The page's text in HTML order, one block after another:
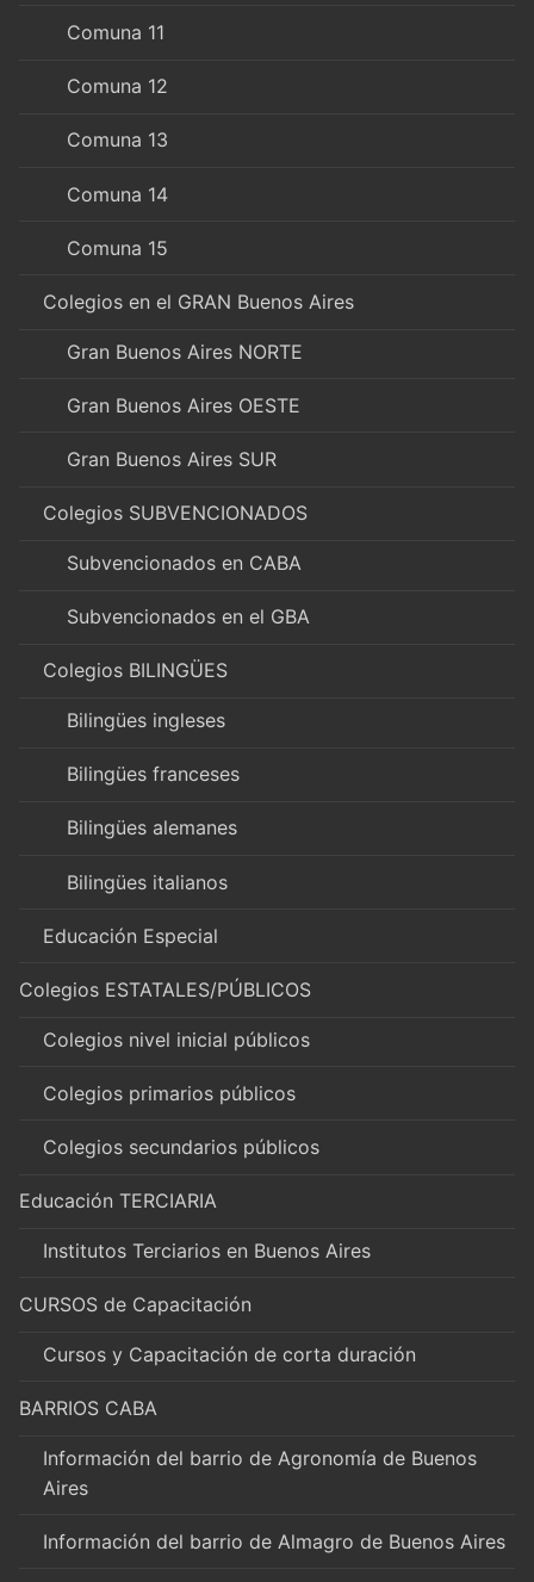
Comuna 11
Comuna 12
Comuna 13
Comuna 14
Comuna 15
Colegios en el GRAN Buenos Aires
Gran Buenos Aires NORTE
Gran Buenos Aires OESTE
Gran Buenos Aires SUR
Colegios SUBVENCIONADOS
Subvencionados en CABA
Subvencionados en el GBA
Colegios BILINGÜES
Bilingües ingleses
Bilingües franceses
Bilingües alemanes
Bilingües italianos
Educación Especial
Colegios ESTATALES/PÚBLICOS
Colegios nivel inicial públicos
Colegios primarios públicos
Colegios secundarios públicos
Educación TERCIARIA
Institutos Terciarios en Buenos Aires
CURSOS de Capacitación
Cursos y Capacitación de corta duración
BARRIOS CABA
Información del barrio de Agronomía de Buenos
Aires
Información del barrio de Almagro de Buenos Aires